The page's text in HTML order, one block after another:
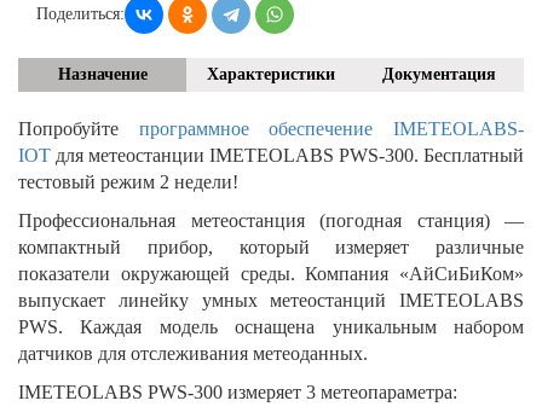
Поделиться:
Назначение Характеристики Документация
Попробуйте программное обеспечение IMETEOLABS-
IOT для метеостанции IMETEOLABS PWS-300. Бесплатный
тестовый режим 2 недели!
Профессиональная метеостанция (погодная станция) —
компактный прибор, который измеряет различные
показатели окружающей среды. Компания «АйСиБиКом»
выпускает линейку умных метеостанций IMETEOLABS
PWS. Каждая модель оснащена уникальным набором
датчиков для отслеживания метеоданных.
IMETEOLABS PWS-300 измеряет 3 метеопараметра: